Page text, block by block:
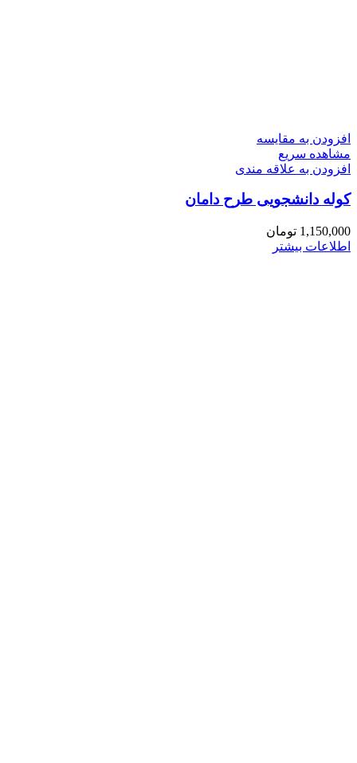
افزودن به مقایسه
مشاهده سریع
افزودن به علاقه مندی
کوله دانشجویی طرح دامان
1,150,000 تومان
اطلاعات بیشتر